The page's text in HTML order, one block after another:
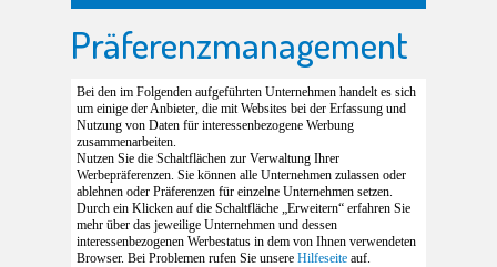
Präferenzmanagement
Bei den im Folgenden aufgeführten Unternehmen handelt es sich
um einige der Anbieter, die mit Websites bei der Erfassung und
Nutzung von Daten für interessenbezogene Werbung
zusammenarbeiten.
Nutzen Sie die Schaltflächen zur Verwaltung Ihrer
Werbepräferenzen. Sie können alle Unternehmen zulassen oder
ablehnen oder Präferenzen für einzelne Unternehmen setzen.
Durch ein Klicken auf die Schaltfläche „Erweitern“ erfahren Sie
mehr über das jeweilige Unternehmen und dessen
interessenbezogenen Werbestatus in dem von Ihnen verwendeten
Browser. Bei Problemen rufen Sie unsere Hilfeseite auf.